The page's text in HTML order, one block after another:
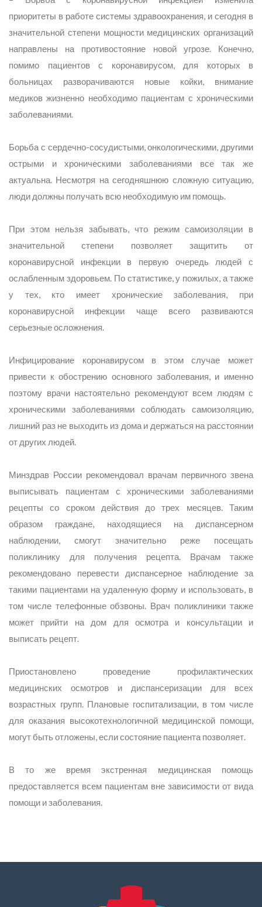
приоритеты в работе системы здравоохранения, и сегодня в
значительной степени мощности медицинских организаций
направлены на противостояние новой угрозе. Конечно,
помимо пациентов с коронавирусом, для которых в
больницах разворачиваются новые койки, внимание
медиков жизненно необходимо пациентам с хроническими
заболеваниями.
Борьба с сердечно-сосудистыми, онкологическими, другими
острыми и хроническими заболеваниями все так же
актуальна. Несмотря на сегодняшнюю сложную ситуацию,
люди должны получать всю необходимую им помощь.
При этом нельзя забывать, что режим самоизоляции в
значительной степени позволяет защитить от
коронавирусной инфекции в первую очередь людей с
ослабленным здоровьем. По статистике, у пожилых, а также
у тех, кто имеет хронические заболевания, при
коронавирусной инфекции чаще всего развиваются
серьезные осложнения.
Инфицирование коронавирусом в этом случае может
привести к обострению основного заболевания, и именно
поэтому врачи настоятельно рекомендуют всем людям с
хроническими заболеваниями соблюдать самоизоляцию,
лишний раз не выходить из дома и держаться на расстоянии
от других людей.
Минздрав России рекомендовал врачам первичного звена
выписывать пациентам с хроническими заболеваниями
рецепты со сроком действия до трех месяцев. Таким
образом граждане, находящиеся на диспансерном
наблюдении, смогут значительно реже посещать
поликлинику для получения рецепта. Врачам также
рекомендовано перевести диспансерное наблюдение за
такими пациентами на удаленную форму и использовать, в
том числе телефонные обзвоны. Врач поликлиники также
может прийти на дом для осмотра и консультации и
выписать рецепт.
Приостановлено проведение профилактических
медицинских осмотров и диспансеризации для всех
возрастных групп. Плановые госпитализации, в том числе
для оказания высокотехнологичной медицинской помощи,
могут быть отложены, если состояние пациента позволяет.
В то же время экстренная медицинская помощь
предоставляется всем пациентам вне зависимости от вида
помощи и заболевания.